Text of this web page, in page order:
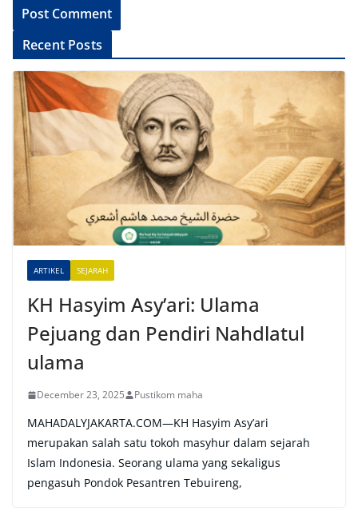
l
a
t
i
v
Recent Posts
ARTIKEL SEJARAH
KH Hasyim Asy’ari: Ulama
Pejuang dan Pendiri Nahdlatul
ulama
December 23, 2025 Pustikom maha
MAHADALYJAKARTA.COM—KH Hasyim Asy’ari
merupakan salah satu tokoh masyhur dalam sejarah
Islam Indonesia. Seorang ulama yang sekaligus
pengasuh Pondok Pesantren Tebuireng,